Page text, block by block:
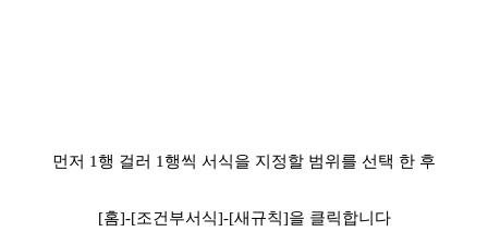
먼저 1행 걸러 1행씩 서식을 지정할 범위를 선택 한 후
[홈]-[조건부서식]-[새규칙]을 클릭합니다